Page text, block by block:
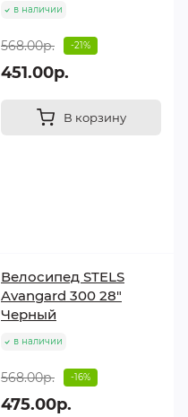
в наличии
568.00р. -21%
451.00р.
В корзину
Велосипед STELS
Avangard 300 28"
Черный
в наличии
568.00р. -16%
475.00р.